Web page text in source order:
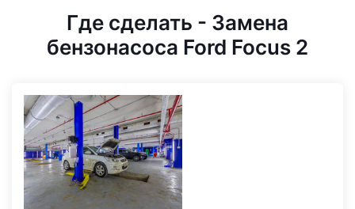
Где сделать - Замена
бензонасоса Ford Focus 2